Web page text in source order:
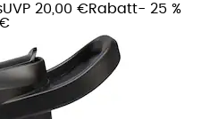
UVP 20,00 €Rabatt- 25 %